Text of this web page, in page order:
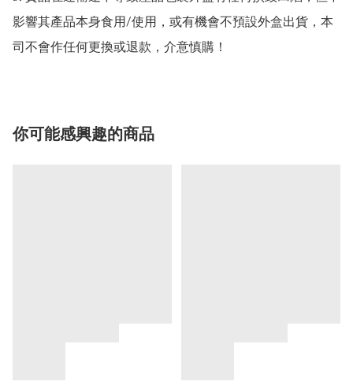
影響其產品本身食用/使用，或有機會不預設外盒出貨，本
司不會作任何更換或退款，介意慎購！
你可能感興趣的商品